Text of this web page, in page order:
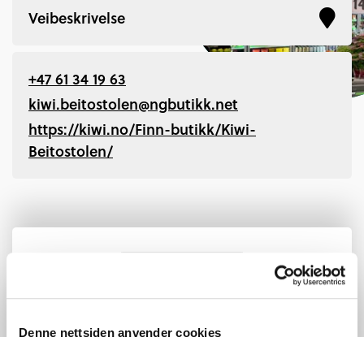
Denne nettsiden anvender cookies
Veibeskrivelse
+47 61 34 19 63
kiwi.beitostolen@ngbutikk.net
https://kiwi.no/Finn-butikk/Kiwi-
Beitostolen/